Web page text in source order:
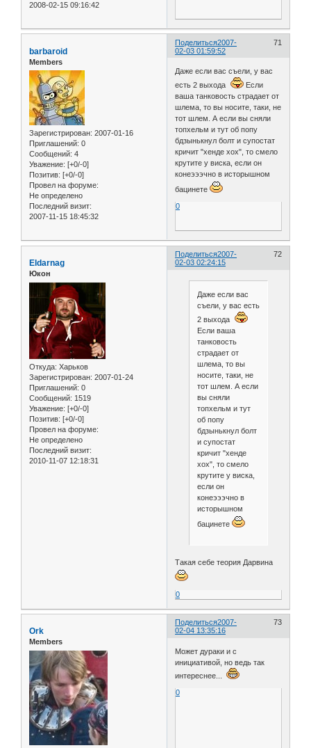
2008-02-15 09:16:42
Поделиться 71
2007-
02-03 01:59:52
barbaroid
Members
Зарегистрирован: 2007-01-16
Приглашений: 0
Сообщений: 4
Уважение: [+0/-0]
Позитив: [+0/-0]
Провел на форуме:
Не определено
Последний визит:
2007-11-15 18:45:32
Даже если вас съели, у вас
есть 2 выхода
Если
ваша танковость страдает от
шлема, то вы носите, таки, не
тот шлем. А если вы сняли
топхельм и тут об попу
бдзынькнул болт и супостат
кричит "хенде хох", то смело
крутите у виска, если он
конеэээчно в исторышном
бацинете
0
Поделиться 72
2007-
02-03 02:24:15
Eldarnag
Юкон
Откуда: Харьков
Зарегистрирован: 2007-01-24
Приглашений: 0
Сообщений: 1519
Уважение: [+0/-0]
Позитив: [+0/-0]
Провел на форуме:
Не определено
Последний визит:
2010-11-07 12:18:31
Даже если вас
съели, у вас есть
2 выхода
Если ваша
танковость
страдает от
шлема, то вы
носите, таки, не
тот шлем. А если
вы сняли
топхельм и тут
об попу
бдзынькнул болт
и супостат
кричит "хенде
хох", то смело
крутите у виска,
если он
конеэээчно в
исторышном
бацинете
Такая себе теория Дарвина
0
Поделиться 73
2007-
02-04 13:35:16
Ork
Members
Может дураки и с
инициативой, но ведь так
интереснее...
0